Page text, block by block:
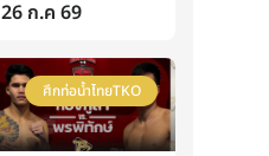
26 ก.ค 69
ศึกท่อน้ำไทยTKO